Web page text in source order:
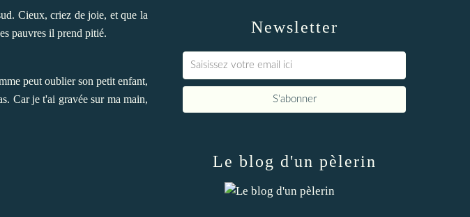
Cieux, criez de joie, et que la
pauvres il prend pitié.
peut oublier son petit enfant,
Car je t'ai gravée sur ma main,
Newsletter
Le blog d'un pèlerin